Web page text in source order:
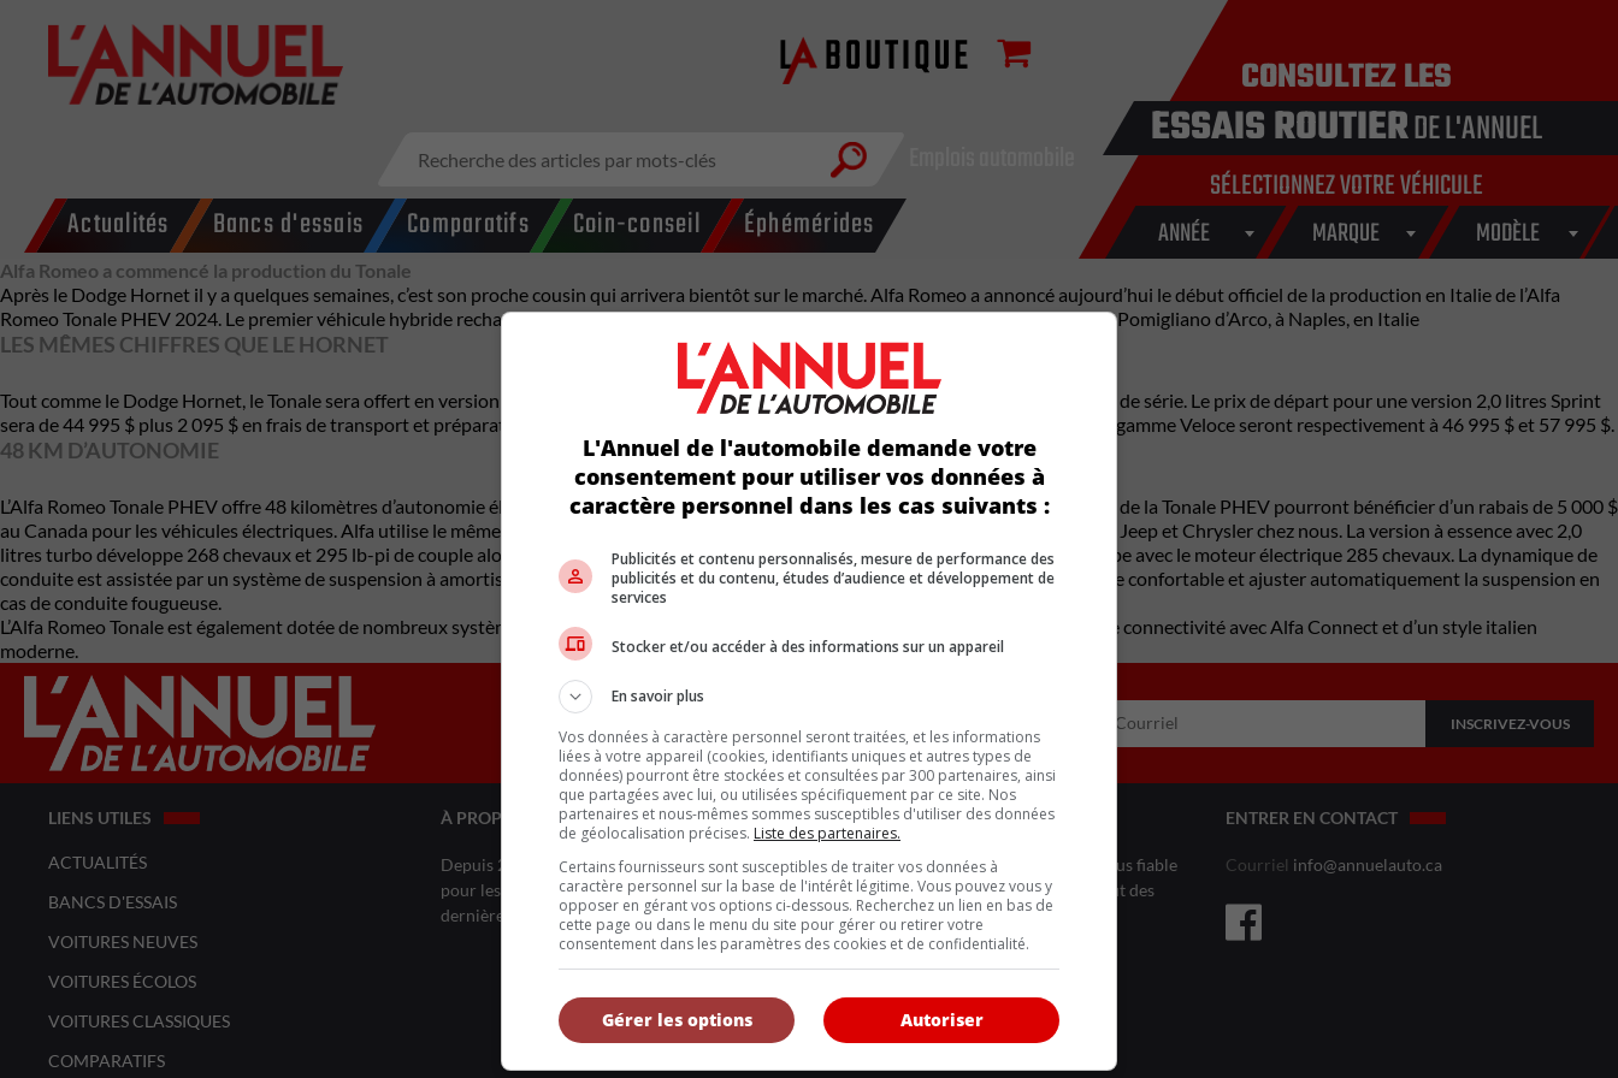
Actualités Bancs d'essais Comparatifs Coin-conseil Éphémérides
CONSULTEZ LES
ESSAIS ROUTIERDE L'ANNUEL
SÉLECTIONNEZ VOTRE VÉHICULE
ANNÉE MARQUE MODÈLE
Alfa Romeo a commencé la production du Tonale
Après le Dodge Hornet il y a quelques semaines, c’est son proche cousin qui arrivera bientôt sur le marché. Alfa Romeo a annoncé aujourd’hui le début officiel de la production en Italie de l’Alfa
Romeo Tonale PHEV 2024. Le premier véhicule hybride rechargeable d’Alfa Romeo est construit à l’usine Giambattista Vico Stellantis de Pomigliano d’Arco, à Naples, en Italie
LES MÊMES CHIFFRES QUE LE HORNET
Tout comme le Dodge Hornet, le Tonale sera offert en version 2,0 litres turbo ou une version hybride branchable et une traction intégrale de série. Le prix de départ pour une version 2,0 litres Sprint
sera de 44 995 $ plus 2 095 $ en frais de transport et préparation. La version Sprint en PHEV commence à 54 995 $. Les versions haut de gamme Veloce seront respectivement à 46 995 $ et 57 995 $.
48 KM D’AUTONOMIE
L’Alfa Romeo Tonale PHEV offre 48 kilomètres d’autonomie électrique et la meilleure puissance de sa catégorie (285 chevaux). Les clients de la Tonale PHEV pourront bénéficier d’un rabais de 5 000 $
au Canada pour les véhicules électriques. Alfa utilise le même moteur électrique de 15,5 kWh qui se trouve dans les produits de la famille Jeep et Chrysler chez nous. La version à essence avec 2,0
litres turbo développe 268 chevaux et 295 lb-pi de couple alors que le PHEV vient avec un moteur multiair de 1,3 litre turbo qui développe avec le moteur électrique 285 chevaux. La dynamique de
conduite est assistée par un système de suspension à amortissement de fréquence (FDS) à réponse rapide, conçu pour créer une conduite confortable et ajuster automatiquement la suspension en
cas de conduite fougueuse.
L’Alfa Romeo Tonale est également dotée de nombreux systèmes d’aide à la conduite, de l’Uconnect 5, d’une toute nouvelle plateforme de connectivité avec Alfa Connect et d’un style italien
moderne.
Inscrivez vous à l'infolettre.
LIENS UTILES
ACTUALITÉS
BANCS D'ESSAIS
VOITURES NEUVES
VOITURES ÉCOLOS
VOITURES CLASSIQUES
COMPARATIFS
À PROPOS DE NOUS
Depuis 20 ans, l’Annuel de l’automobile demeure l’outil de référence le plus complet et le plus fiable
pour les amateurs et les consommateurs à la recherche d’un véhicule ou simplement à l’affût des
dernières nouveautés.
ENTRER EN CONTACT
Courriel info@annuelauto.ca
L'Annuel de l'automobile demande votre
consentement pour utiliser vos données à
caractère personnel dans les cas suivants :
Publicités et contenu personnalisés, mesure de performance des
publicités et du contenu, études d’audience et développement de
services
Stocker et/ou accéder à des informations sur un appareil
En savoir plus
Vos données à caractère personnel seront traitées, et les informations
liées à votre appareil (cookies, identifiants uniques et autres types de
données) pourront être stockées et consultées par 300 partenaires, ainsi
que partagées avec lui, ou utilisées spécifiquement par ce site. Nos
partenaires et nous-mêmes sommes susceptibles d'utiliser des données
de géolocalisation précises. Liste des partenaires.
Certains fournisseurs sont susceptibles de traiter vos données à
caractère personnel sur la base de l'intérêt légitime. Vous pouvez vous y
opposer en gérant vos options ci-dessous. Recherchez un lien en bas de
cette page ou dans le menu du site pour gérer ou retirer votre
consentement dans les paramètres des cookies et de confidentialité.
Autoriser
Gérer les options